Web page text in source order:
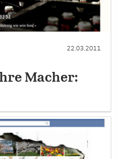
22.03.2011
Macher: